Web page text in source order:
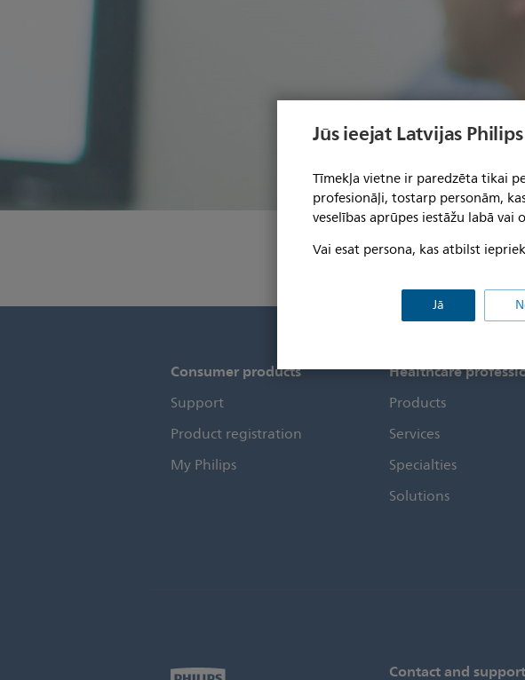
Jūs ieejat Latvijas
Tīmekļa vietne ir paredzēta tikai
profesionāļi, tostarp personām,
veselības aprūpes iestāžu labā
Vai esat persona, kas atbilst
Jā
Consumer products
Support
Product registration
My Philips
Healthcare
Products
Services
Specialties
Solutions
Contact and support